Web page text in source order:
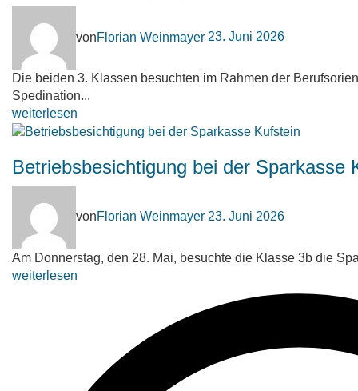
vonFlorian Weinmayer 23. Juni 2026
Die beiden 3. Klassen besuchten im Rahmen der
Spedination...
weiterlesen
Betriebsbesichtigung bei der Sparkasse
vonFlorian Weinmayer 23. Juni 2026
Am Donnerstag, den 28. Mai, besuchte die Klasse 3b die
weiterlesen